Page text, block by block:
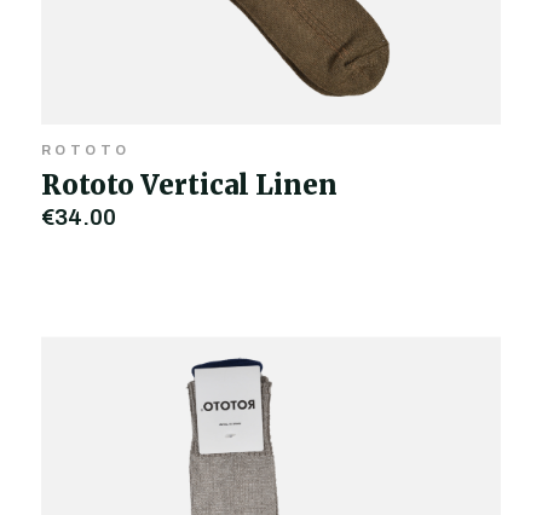
ROTOTO
Rototo Vertical Linen
€34,00